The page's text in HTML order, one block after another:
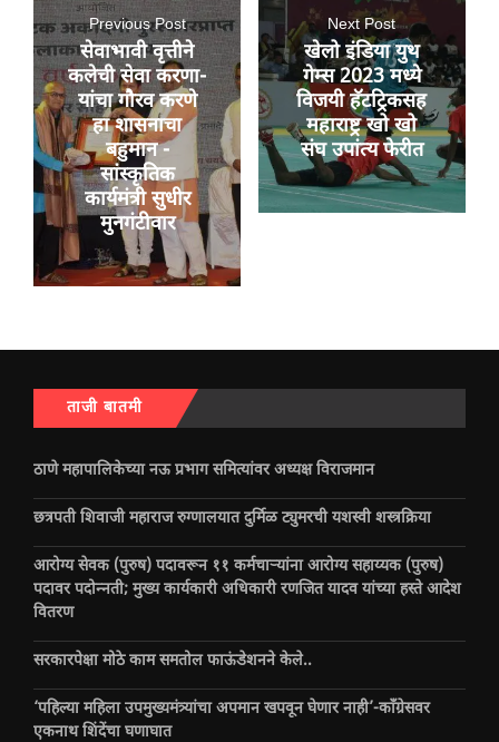
Previous Post
सेवाभावी वृत्तीने
कलेची सेवा करणा-
यांचा गौरव करणे
हा शासनाचा
बहुमान -
सांस्कृतिक
कार्यमंत्री सुधीर
मुनगंटीवार
Next Post
खेलो इंडिया युथ
गेम्स 2023 मध्ये
विजयी हॅटट्रिकसह
महाराष्ट्र खो खो
संघ उपांत्य फेरीत
ताजी बातमी
ठाणे महापालिकेच्या नऊ प्रभाग समित्यांवर अध्यक्ष विराजमान
छत्रपती शिवाजी महाराज रुग्णालयात दुर्मिळ ट्युमरची यशस्वी शस्त्रक्रिया
आरोग्य सेवक (पुरुष) पदावरून ११ कर्मचाऱ्यांना आरोग्य सहाय्यक (पुरुष)
पदावर पदोन्नती; मुख्य कार्यकारी अधिकारी रणजित यादव यांच्या हस्ते आदेश
वितरण
सरकारपेक्षा मोठे काम समतोल फाऊंडेशनने केले..
‘पहिल्या महिला उपमुख्यमंत्र्यांचा अपमान खपवून घेणार नाही’-काँग्रेसवर
एकनाथ शिंदेंचा घणाघात